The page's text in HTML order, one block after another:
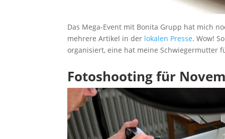
Das Mega-Event mit Bonita Grupp hat mich
mehrere Artikel in der lokalen Presse. Wow!
organisiert, eine hat meine Schwiegermutter
Fotoshooting für